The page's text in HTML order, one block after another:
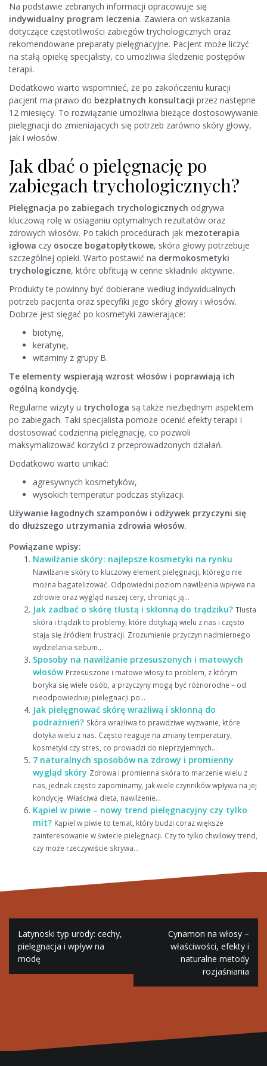
Na podstawie zebranych informacji opracowuje się
indywidualny program leczenia. Zawiera on wskazania
dotyczące częstotliwości zabiegów trychologicznych oraz
rekomendowane preparaty pielęgnacyjne. Pacjent może liczyć
na stałą opiekę specjalisty, co umożliwia śledzenie postępów
terapii.
Dodatkowo warto wspomnieć, że po zakończeniu kuracji
pacjent ma prawo do bezpłatnych konsultacji przez następne
12 miesięcy. To rozwiązanie umożliwia bieżące dostosowywanie
pielęgnacji do zmieniających się potrzeb zarówno skóry głowy,
jak i włosów.
Jak dbać o pielęgnację po
zabiegach trychologicznych?
Pielęgnacja po zabiegach trychologicznych odgrywa
kluczową rolę w osiąganiu optymalnych rezultatów oraz
zdrowych włosów. Po takich procedurach jak mezoterapia
igłowa czy osocze bogatopłytkowe, skóra głowy potrzebuje
szczególnej opieki. Warto postawić na dermokosmetyki
trychologiczne, które obfitują w cenne składniki aktywne.
Produkty te powinny być dobierane według indywidualnych
potrzeb pacjenta oraz specyfiki jego skóry głowy i włosów.
Dobrze jest sięgać po kosmetyki zawierające:
biotynę,
keratynę,
witaminy z grupy B.
Te elementy wspierają wzrost włosów i poprawiają ich
ogólną kondycję.
Regularne wizyty u trychologa są także niezbędnym aspektem
po zabiegach. Taki specjalista pomoże ocenić efekty terapii i
dostosować codzienną pielęgnację, co pozwoli
maksymalizować korzyści z przeprowadzonych działań.
Dodatkowo warto unikać:
agresywnych kosmetyków,
wysokich temperatur podczas stylizacji.
Używanie łagodnych szamponów i odżywek przyczyni się
do dłuższego utrzymania zdrowia włosów.
Powiązane wpisy:
Nawilżanie skóry: najlepsze kosmetyki na rynku
Nawilżanie skóry to kluczowy element pielęgnacji, którego nie
można bagatelizować. Odpowiedni poziom nawilżenia wpływa na
zdrowie oraz wygląd naszej cery, chroniąc ją...
Jak zadbać o skórę tłustą i skłonną do trądziku? Tłusta
skóra i trądzik to problemy, które dotykają wielu z nas i często
stają się źródłem frustracji. Zrozumienie przyczyn nadmiernego
wydzielania sebum...
Sposoby na nawilżanie przesuszonych i matowych
włosów Przesuszone i matowe włosy to problem, z którym
boryka się wiele osób, a przyczyny mogą być różnorodne – od
nieodpowiedniej pielęgnacji po...
Jak pielęgnować skórę wrażliwą i skłonną do
podrażnień? Skóra wrażliwa to prawdziwe wyzwanie, które
dotyka wielu z nas. Często reaguje na zmiany temperatury,
kosmetyki czy stres, co prowadzi do nieprzyjemnych...
7 naturalnych sposobów na zdrowy i promienny
wygląd skóry Zdrowa i promienna skóra to marzenie wielu z
nas, jednak często zapominamy, jak wiele czynników wpływa na jej
kondycję. Właściwa dieta, nawilżenie...
Kąpiel w piwie – nowy trend pielęgnacyjny czy tylko
mit? Kąpiel w piwie to temat, który budzi coraz większe
zainteresowanie w świecie pielęgnacji. Czy to tylko chwilowy trend,
czy może rzeczywiście skrywa...
Nawigacja
wpisu
Latynoski typ urody: cechy,
pielęgnacja i wpływ na
modę
Cynamon na włosy –
właściwości, efekty i
naturalne metody
rozjaśniania